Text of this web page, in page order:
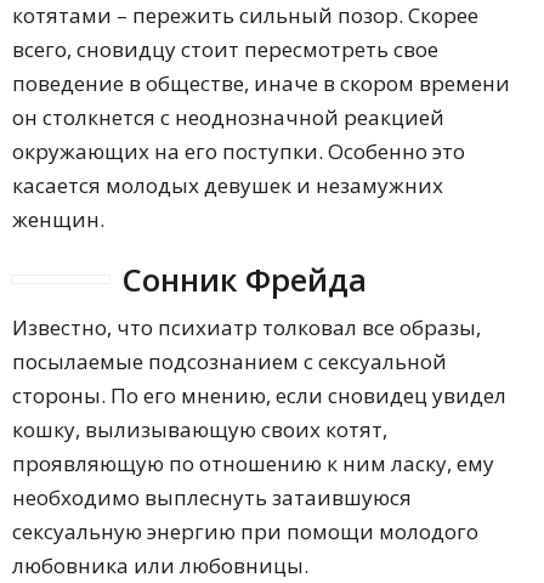
котятами – пережить сильный позор. Скорее
всего, сновидцу стоит пересмотреть свое
поведение в обществе, иначе в скором времени
он столкнется с неоднозначной реакцией
окружающих на его поступки. Особенно это
касается молодых девушек и незамужних
женщин.
Сонник Фрейда
Известно, что психиатр толковал все образы,
посылаемые подсознанием с сексуальной
стороны. По его мнению, если сновидец увидел
кошку, вылизывающую своих котят,
проявляющую по отношению к ним ласку, ему
необходимо выплеснуть затаившуюся
сексуальную энергию при помощи молодого
любовника или любовницы.